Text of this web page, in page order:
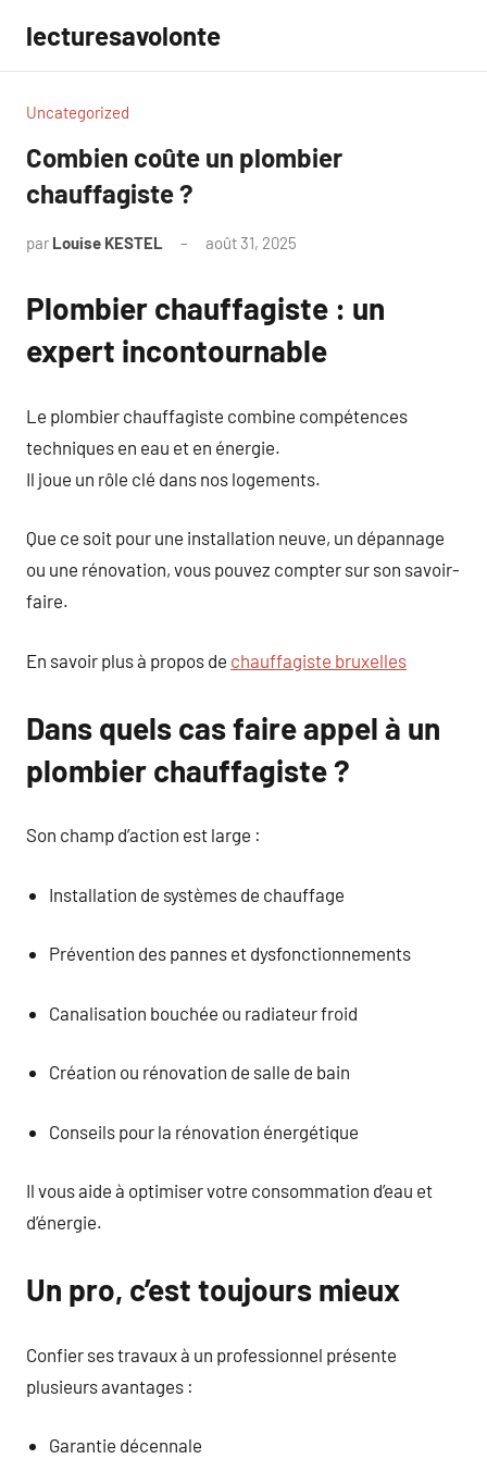
contenu
lecturesavolonte
Uncategorized
Combien coûte un plombier
chauffagiste ?
par Louise KESTEL août 31, 2025
Plombier chauffagiste : un
expert incontournable
Le plombier chauffagiste combine compétences
techniques en eau et en énergie.
Il joue un rôle clé dans nos logements.
Que ce soit pour une installation neuve, un dépannage
ou une rénovation, vous pouvez compter sur son savoir-
faire.
En savoir plus à propos de chauffagiste bruxelles
Dans quels cas faire appel à un
plombier chauffagiste ?
Son champ d’action est large :
Installation de systèmes de chauffage
Prévention des pannes et dysfonctionnements
Canalisation bouchée ou radiateur froid
Création ou rénovation de salle de bain
Conseils pour la rénovation énergétique
Il vous aide à optimiser votre consommation d’eau et
d’énergie.
Un pro, c’est toujours mieux
Confier ses travaux à un professionnel présente
plusieurs avantages :
Garantie décennale